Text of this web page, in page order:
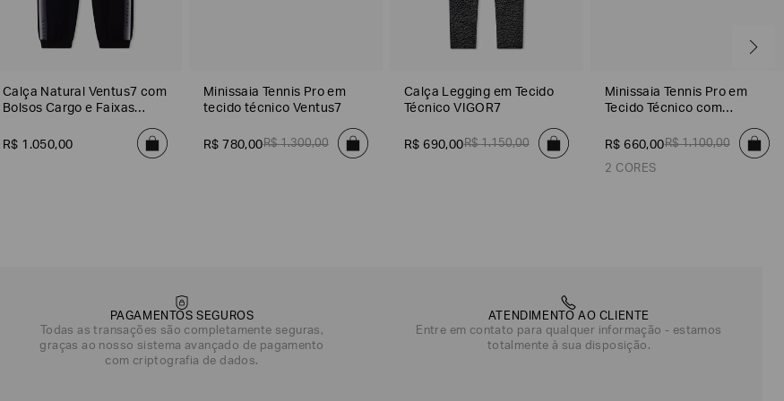
Calça Natural Ventus7 com
Bolsos Cargo e Faixas
R$ 1 .050,00
Minissaia Tennis Pro em
tecido técnico Ventus7
R$ 780,00R$ 1.300,00
Calça Legging em Tecido
Técnico VIGOR7
R$ 690,00R$ 1.150,00
Minissaia Tennis Pro em
Tecido Técnico com
R$ 660,00R$ 1.100,00
2 CORES
PAGAMENTOS SEGUROS
Todas as transações são completamente seguras,
graças ao nosso sistema avançado de pagamento
com criptografia de dados.
ATENDIMENTO AO CLIENTE
Entre em contato para qualquer informação - estamos
totalmente à sua disposição.
DATA DE NASCIMENTO*